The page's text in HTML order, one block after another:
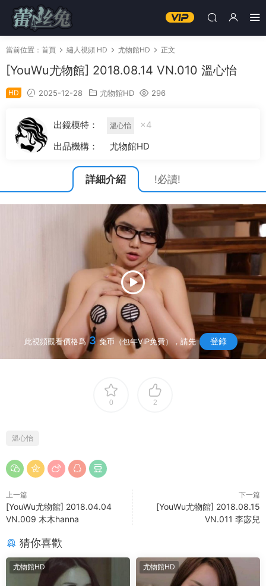
當前位置： 首頁 繡人視頻 HD 尤物館HD 正文
[YouWu尤物館] 2018.08.14 VN.010 溫心怡
HD 2025-12-28 尤物館HD 296
出鏡模特： 溫心怡
×4
出品機構：
尤物館HD
詳細介紹 !必讀!
此視頻觀看價格爲 3 兔币（包年VIP免費），請先 登錄
0 2
溫心怡
上一篇
[YouWu尤物館] 2018.04.04
VN.009 木木hanna
下一篇
[YouWu尤物館] 2018.08.15
VN.011 李宓兒
猜你喜歡
尤物館HD 尤物館HD